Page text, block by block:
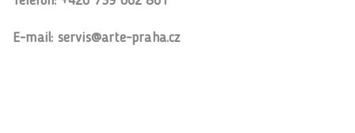
E-mail: servis@arte-praha.cz